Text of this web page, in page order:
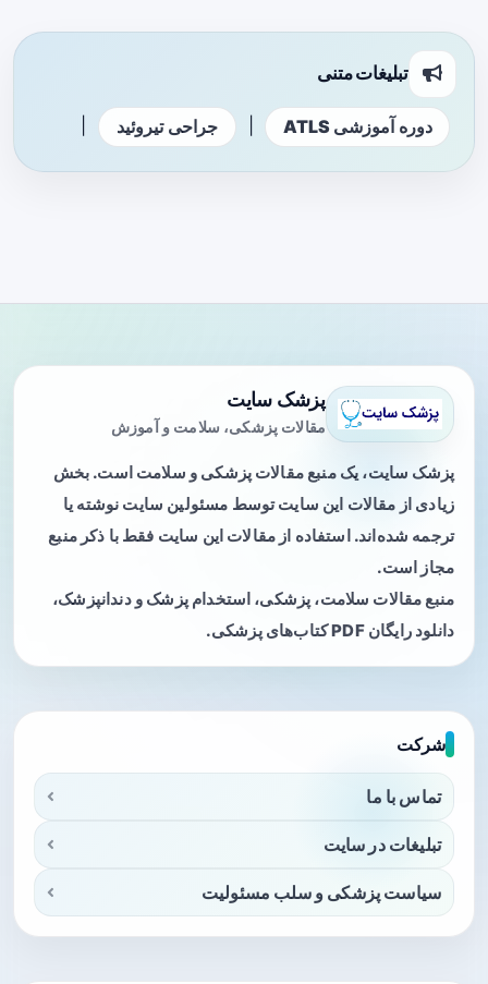
تبلیغات متنی
دوره آموزشی ATLS جراحی تیروئید
پزشک سایت
مقالات پزشکی، سلامت و آموزش
پزشک سایت، یک منبع مقالات پزشکی و سلامت است. بخش
زیادی از مقالات این سایت توسط مسئولین سایت نوشته یا
ترجمه شده‌اند. استفاده از مقالات این سایت فقط با ذکر منبع
مجاز است.
منبع مقالات سلامت، پزشکی، استخدام پزشک و دندانپزشک،
دانلود رایگان PDF کتاب‌های پزشکی.
شرکت
تماس با ما
تبلیغات در سایت
سیاست پزشکی و سلب مسئولیت